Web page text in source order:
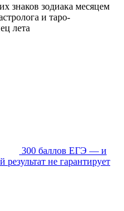
знаков зодиака месяцем
и таро-
лета
300 баллов ЕГЭ — и
не гарантирует